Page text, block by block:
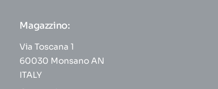
Magazzino:
Via Toscana 1
60030 Monsano AN
ITALY